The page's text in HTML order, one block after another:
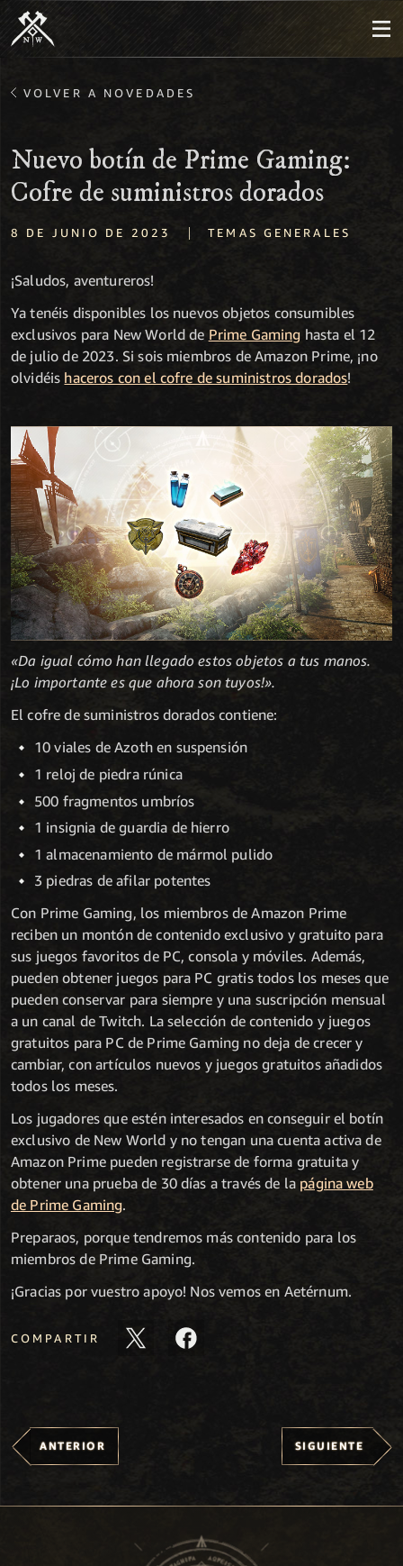
VOLVER A NOVEDADES
Nuevo botín de Prime Gaming:
Cofre de suministros dorados
8 DE JUNIO DE 2023 | TEMAS GENERALES
¡Saludos, aventureros!
Ya tenéis disponibles los nuevos objetos consumibles
exclusivos para New World de Prime Gaming hasta el 12
de julio de 2023. Si sois miembros de Amazon Prime, ¡no
olvidéis haceros con el cofre de suministros dorados!
«Da igual cómo han llegado estos objetos a tus manos.
¡Lo importante es que ahora son tuyos!».
El cofre de suministros dorados contiene:
10 viales de Azoth en suspensión
1 reloj de piedra rúnica
500 fragmentos umbríos
1 insignia de guardia de hierro
1 almacenamiento de mármol pulido
3 piedras de afilar potentes
Con Prime Gaming, los miembros de Amazon Prime
reciben un montón de contenido exclusivo y gratuito para
sus juegos favoritos de PC, consola y móviles. Además,
pueden obtener juegos para PC gratis todos los meses que
pueden conservar para siempre y una suscripción mensual
a un canal de Twitch. La selección de contenido y juegos
gratuitos para PC de Prime Gaming no deja de crecer y
cambiar, con artículos nuevos y juegos gratuitos añadidos
todos los meses.
Los jugadores que estén interesados en conseguir el botín
exclusivo de New World y no tengan una cuenta activa de
Amazon Prime pueden registrarse de forma gratuita y
obtener una prueba de 30 días a través de la página web
de Prime Gaming.
Preparaos, porque tendremos más contenido para los
miembros de Prime Gaming.
¡Gracias por vuestro apoyo! Nos vemos en Aetérnum.
COMPARTIR
ANTERIOR SIGUIENTE